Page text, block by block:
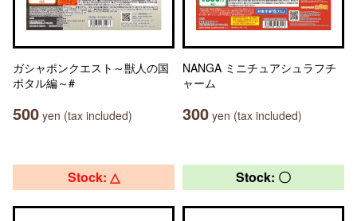
ガシャポンクエスト～獣人の国
ポタル編～#
500 yen (tax included)
NANGA ミニチュアシュラフチ
ャーム
300 yen (tax included)
Stock: △ Stock: 〇